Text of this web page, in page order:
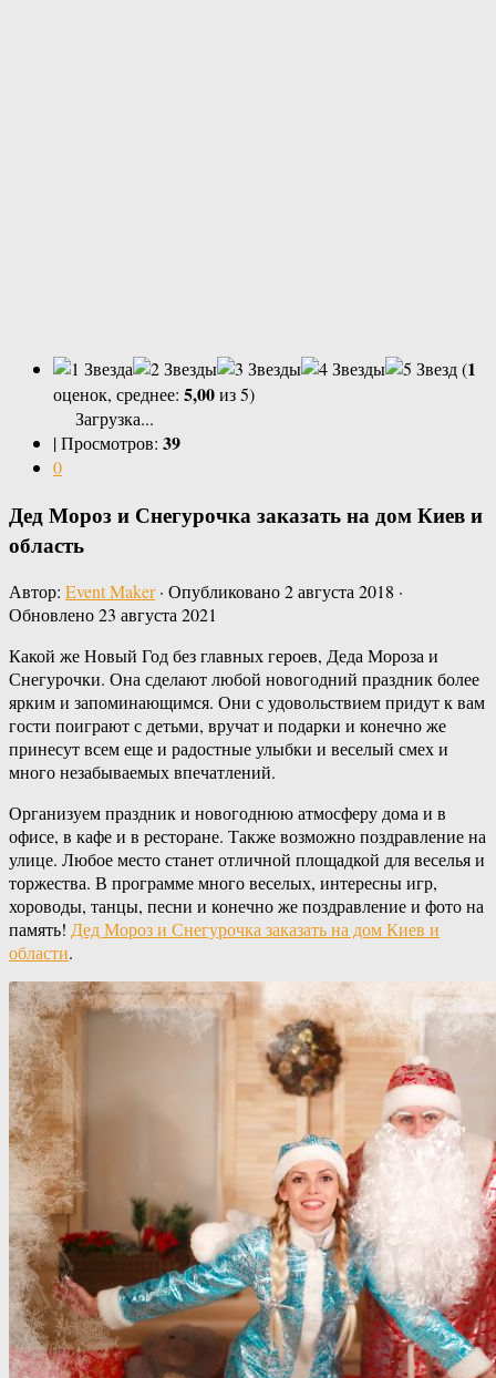
(1
оценок, среднее: 5,00из 5)
Загрузка...
|Просмотров: 39
0
Дед Мороз и Снегурочка заказать на дом Киев и
область
Автор: Event Maker · Опубликовано2 августа 2018 ·
Обновлено23 августа 2021
Какой же Новый Год без главных героев, Деда Мороза и
Снегурочки. Она сделают любой новогодний праздник более
ярким и запоминающимся. Они с удовольствием придут к вам
гости поиграют с детьми, вручат и подарки и конечно же
принесут всем еще и радостные улыбки и веселый смех и
много незабываемых впечатлений.
Организуем праздник и новогоднюю атмосферу дома и в
офисе, в кафе и в ресторане. Также возможно поздравление на
улице. Любое место станет отличной площадкой для веселья и
торжества. В программе много веселых, интересны игр,
хороводы, танцы, песни и конечно же поздравление и фото на
память! Дед Мороз и Снегурочка заказать на дом Киев и
области.